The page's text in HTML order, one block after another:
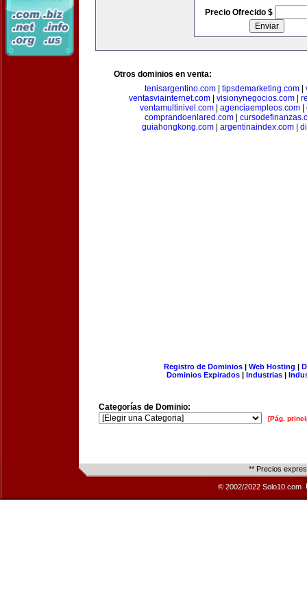
Precio Ofrecido $
Otros dominios en venta:
tenisargentino.com
tipsdemarketing.com
ventasviainternet.com
visionynegocios.com
ventamultinivel.com| agenciaempleos.com|
comprandoenlared.com|
guiahongkong.com| argentinaindex.com|
Registro de Dominios| Web Hosting |
Dominios Expirados | Industrias |
Categorías de Dominio:
[Pág.
** Precios
© 2002/2022 Solo10.com